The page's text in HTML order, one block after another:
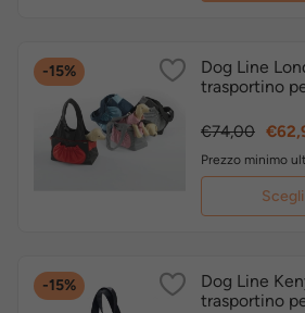
-15%
Dog Line
trasportino
Prezzo
€74,00
Prezzo minimo
-15%
Dog Line
trasportino